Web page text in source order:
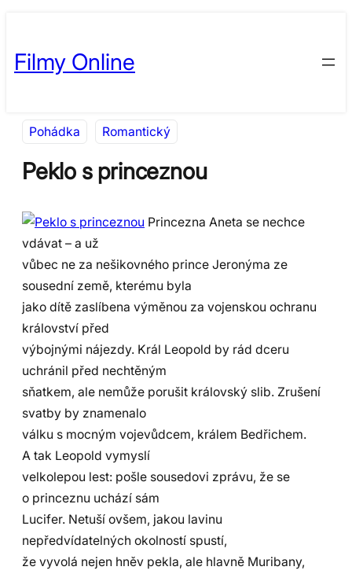
obsah
content
Filmy Online
Pohádka Romantický
Peklo s princeznou
Princezna Aneta se nechce
vdávat – a už
vůbec ne za nešikovného prince Jeronýma ze
sousední země, kterému byla
jako dítě zaslíbena výměnou za vojenskou ochranu
království před
výbojnými nájezdy. Král Leopold by rád dceru
uchránil před nechtěným
sňatkem, ale nemůže porušit královský slib. Zrušení
svatby by znamenalo
válku s mocným vojevůdcem, králem Bedřichem.
A tak Leopold vymyslí
velkolepou lest: pošle sousedovi zprávu, že se
o princeznu uchází sám
Lucifer. Netuší ovšem, jakou lavinu
nepředvídatelných okolností spustí,
že vyvolá nejen hněv pekla, ale hlavně Muribany,